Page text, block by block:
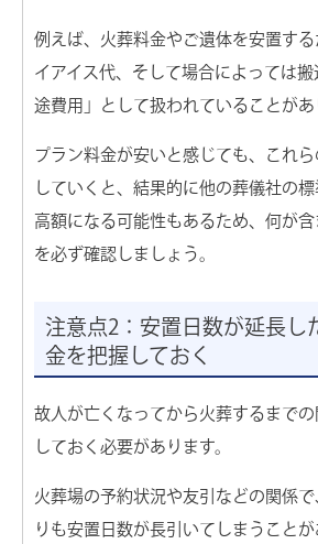
例えば、火葬料金やご遺体を安置す
イアイス代、そして場合によっては搬
途費用」として扱われていることがあ
プラン料金が安いと感じても、これ
していくと、結果的に他の葬儀社の
高額になる可能性もあるため、何が
を必ず確認しましょう。
注意点2：安置日数が延長し
金を把握しておく
故人が亡くなってから火葬するまで
しておく必要があります。
火葬場の予約状況や友引などの関係
りも安置日数が長引いてしまうことが